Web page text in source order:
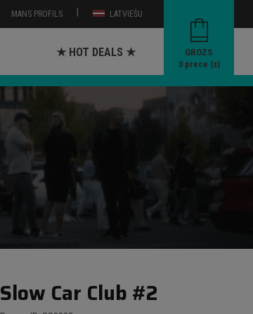
LATVIEŠU
|
MANS PROFILS
GROZS
0prece (s)
★ HOT DEALS ★
Slow Car Club #2